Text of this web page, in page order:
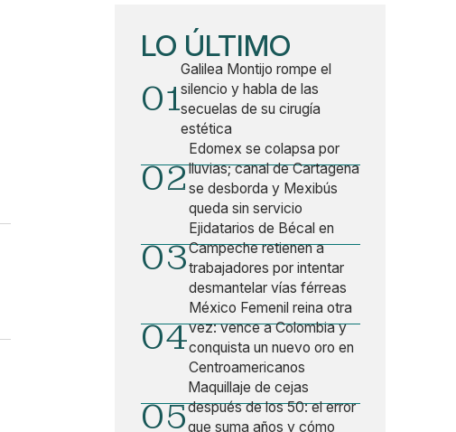
LO ÚLTIMO
01
Galilea Montijo rompe el
silencio y habla de las
secuelas de su cirugía
estética
02
Edomex se colapsa por
lluvias; canal de Cartagena
se desborda y Mexibús
queda sin servicio
03
Ejidatarios de Bécal en
Campeche retienen a
trabajadores por intentar
desmantelar vías férreas
04
México Femenil reina otra
vez: vence a Colombia y
conquista un nuevo oro en
Centroamericanos
05
Maquillaje de cejas
después de los 50: el error
que suma años y cómo